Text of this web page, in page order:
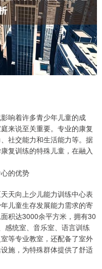
响着许多青少年儿童的成
来说至关重要。专业的康复
社交能力和生活能力等。据
复训练的特殊儿童，在融入
的优势
天向上少儿能力训练中心表
儿童生存发展能力需求的寄
积达3000余平方米，拥有30
感统室、音乐室、语言训练
等专业教室，还配备了室外
施，为特殊群体提供了舒适